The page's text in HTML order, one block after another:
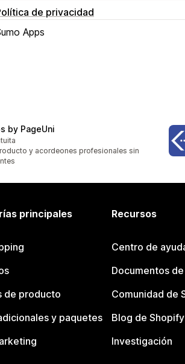
de privacidad
Apps
by PageUni
y acordeones profesionales sin
principales
de producto
y paquetes
Recursos
Centro de
Documentos de
Comunidad de
Blog de Shopify
Investigación